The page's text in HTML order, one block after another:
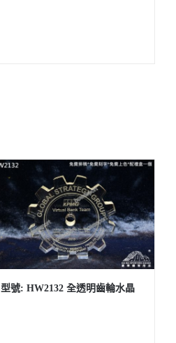
型號: HW2132 全透明齒輪水晶